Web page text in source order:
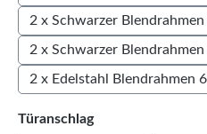
2 x Schwarzer
2 x Schwarzer
2 x Edelstahl Blendrahmen
Türanschlagauswählen